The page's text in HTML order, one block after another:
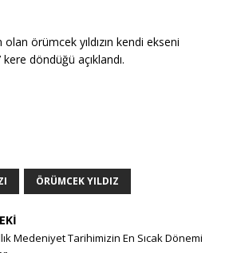
olan örümcek yıldızın kendi ekseni
döndüğü açıklandı.
ÖRÜMCEK YILDIZ
Medeniyet Tarihimizin En Sıcak Dönemi